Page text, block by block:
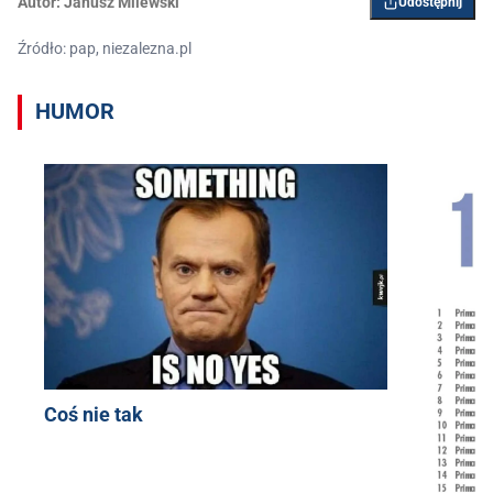
Źródło: pap, niezalezna.pl
HUMOR
Coś nie tak